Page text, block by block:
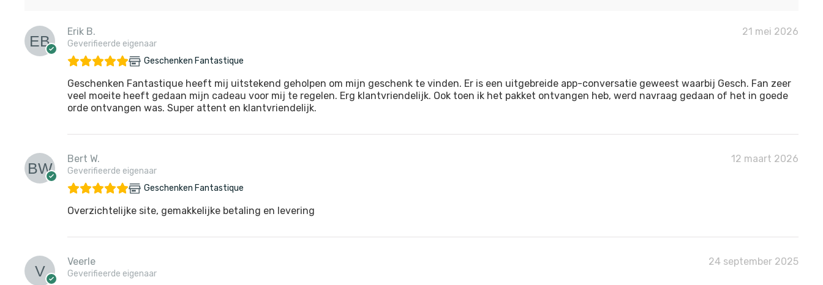
Erik B.
Geverifieerde eigenaar
21 mei 2026
Geschenken Fantastique
Geschenken Fantastique heeft mij uitstekend geholpen om mijn geschenk te vinden. Er is een uitgebreide app-conversatie geweest waarbij Gesch. Fan zeer
veel moeite heeft gedaan mijn cadeau voor mij te regelen. Erg klantvriendelijk. Ook toen ik het pakket ontvangen heb, werd navraag gedaan of het in goede
orde ontvangen was. Super attent en klantvriendelijk.
Bert W.
Geverifieerde eigenaar
12 maart 2026
Geschenken Fantastique
Overzichtelijke site, gemakkelijke betaling en levering
Veerle
Geverifieerde eigenaar
24 september 2025